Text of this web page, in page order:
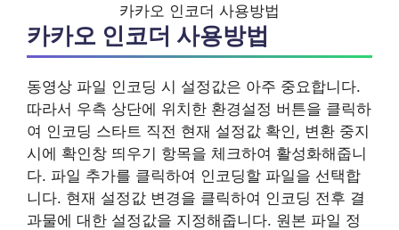
카카오 인코더 사용방법
카카오 인코더 사용방법
동영상 파일 인코딩 시 설정값은 아주 중요합니다.
따라서 우측 상단에 위치한 환경설정 버튼을 클릭하
여 인코딩 스타트 직전 현재 설정값 확인, 변환 중지
시에 확인창 띄우기 항목을 체크하여 활성화해줍니
다. 파일 추가를 클릭하여 인코딩할 파일을 선택합
니다. 현재 설정값 변경을 클릭하여 인코딩 전후 결
과물에 대한 설정값을 지정해줍니다. 원본 파일 정